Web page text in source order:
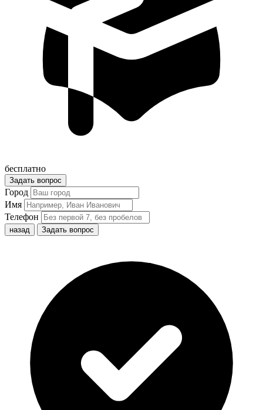
бесплатно
Задать вопрос
Город
Имя
Телефон
назад Задать вопрос